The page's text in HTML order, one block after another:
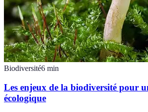
Biodiversité6 min
Les enjeux de la biodiversité pour
écologique